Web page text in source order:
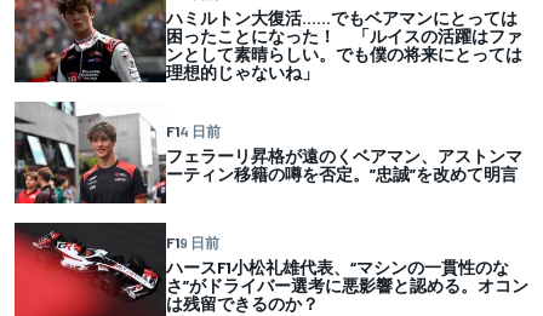
ハミルトン大復活……でもベアマンにとっては
困ったことになった！ 「ルイスの活躍はファ
ンとして素晴らしい。でも僕の将来にとっては
理想的じゃないね」
F14 日前
フェラーリ昇格が遠のくベアマン、アストンマ
ーティン移籍の噂を否定。”忠誠”を改めて明言
F19 日前
ハースF1小松礼雄代表、“マシンの一貫性のな
さ”がドライバー選考に悪影響と認める。オコン
は残留できるのか？